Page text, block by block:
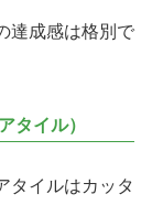
達成感は格別で
タイル）
タイルはカッタ